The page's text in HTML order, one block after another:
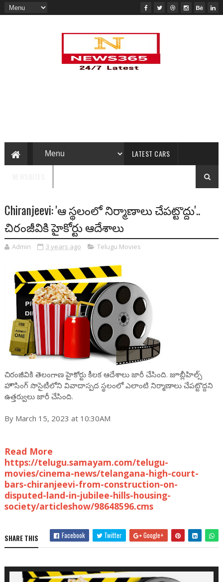
LATEST CARS
Chiranjeevi: 'ఆ స్థలంలో నిర్మాణాలు చేపట్టొద్దు'..
చిరంజీవికి హైకోర్టు ఆదేశాలు
Admin 3 years ago Telugu Movies
చిరంజీవికి తెలంగాణ హైకోర్టు కీలక ఆదేశాలు జారీ చేసింది. జూబ్లీహిల్స్
హౌసింగ్ సొసైటీలోని వివాదాస్పద స్థలంలో ఎలాంటి నిర్మాణాలు చేపట్టొద్దని
ఉత్తర్వులు జారీ చేసింది.
By March 15, 2023 at 10:30AM
Read More
https://telugu.samayam.com/telugu-
movies/cinema-news/telangana-high-court-
bars-chiranjeevi-from-construction-on-
disputed-land-in-jubilee-hills-housing-
society/articleshow/98648596.cms
SHARE THIS Facebook Twitter Google+